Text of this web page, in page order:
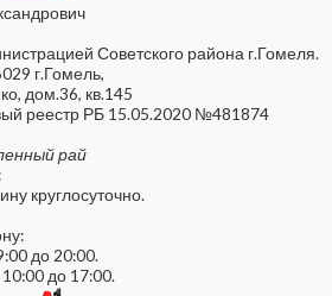
Советского района г.Гомеля.
г.Гомель,
дом.36, кв.145
реестр РБ 15.05.2020 №481874
рай
круглосуточно.
до 20:00.
до 17:00.